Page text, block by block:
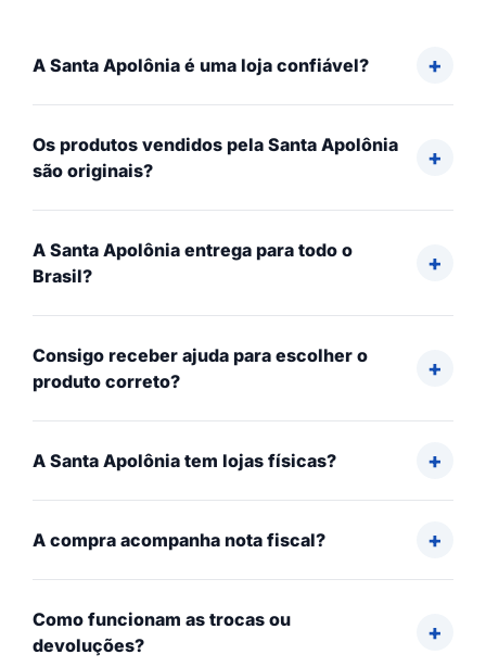
A Santa Apolônia é uma loja confiável?
Os produtos vendidos pela Santa Apolônia
são originais?
A Santa Apolônia entrega para todo o
Brasil?
Consigo receber ajuda para escolher o
produto correto?
A Santa Apolônia tem lojas físicas?
A compra acompanha nota fiscal?
Como funcionam as trocas ou
devoluções?